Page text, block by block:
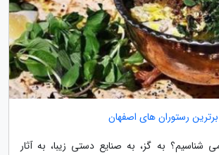
رستوران های اصفهان
شناسیم؟ به گز، به صنایع دستی زیبا، به آثار